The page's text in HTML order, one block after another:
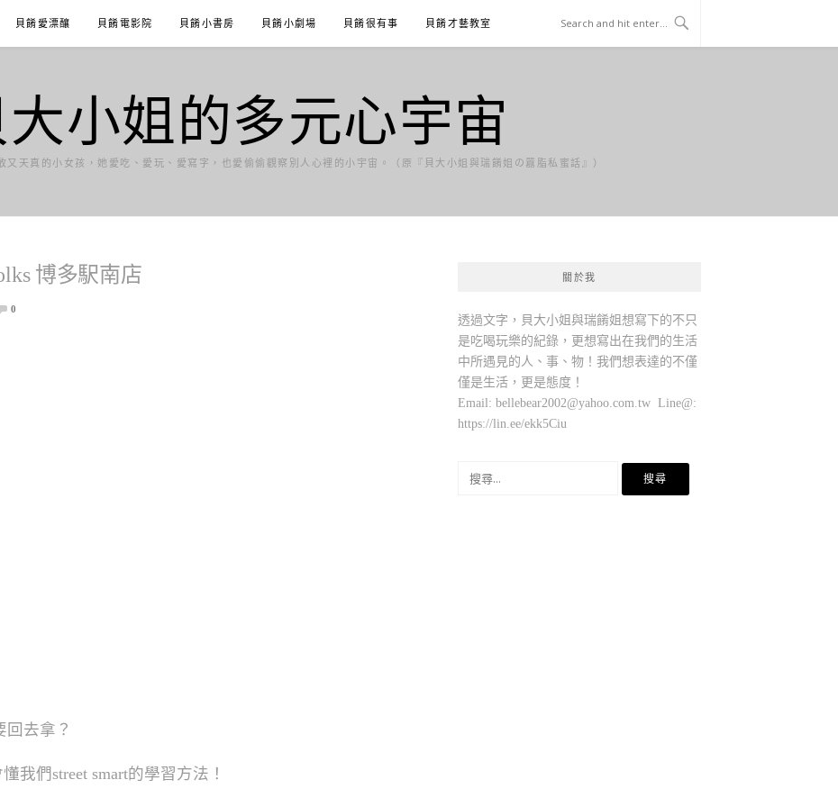
貝餚愛漂釀 貝餚電影院 貝餚小書房 貝餚小劇場 貝餚很有事 貝餚才藝教室
大小姐的多元心宇宙
又天真的小女孩，她愛吃、愛玩、愛寫字，也愛偷偷觀察別人心裡的小宇宙。（原『貝大小姐與瑞餚姐の囂脂私蜜話』）
博多駅南店
0
去拿？
我們street smart的學習方法！
關於我
透過文字，貝大小姐與瑞餚姐想寫下的不只
是吃喝玩樂的紀錄，更想寫出在我們的生活
中所遇見的人、事、物！我們想表達的不僅
僅是生活，更是態度！
Email: bellebear2002@yahoo.com.tw Line@:
https://lin.ee/ekk5Ciu